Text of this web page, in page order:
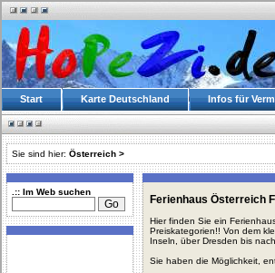
Start Karte Deutschland Infos für
Sie sind hier: Österreich >
.:: Im Web suchen
Ferienhaus Österreich
Hier finden Sie ein
Preiskategorien!! Von dem
Inseln, über Dresden bis
Sie haben die Möglichkeit,